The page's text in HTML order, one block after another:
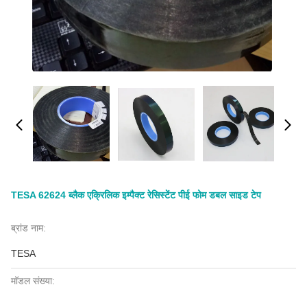
TESA 62624 ब्लैक एक्रिलिक इम्पैक्ट रेसिस्टेंट पीई फोम डबल साइड टेप
ब्रांड नाम:
TESA
मॉडल संख्या: